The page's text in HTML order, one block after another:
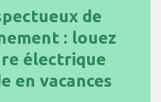
de
: louez
électrique
en vacances